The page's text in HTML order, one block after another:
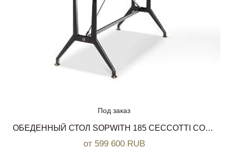
Под заказ
ОБЕДЕННЫЙ СТОЛ SOPWITH 185 CECCOTTI COLLEZIONI
от 599 600 RUB